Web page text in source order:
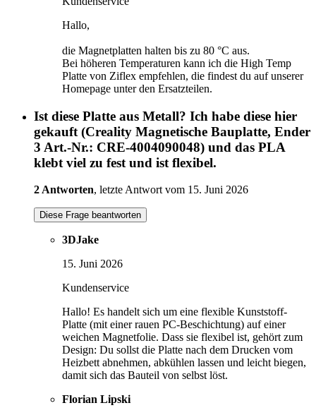
Hallo,
die Magnetplatten halten bis zu 80 °C aus.
Bei höheren Temperaturen kann ich die High Temp
Platte von Ziflex empfehlen, die findest du auf unserer
Homepage unter den Ersatzteilen.
Ist diese Platte aus Metall? Ich habe diese hier
gekauft (Creality Magnetische Bauplatte, Ender
3 Art.-Nr.: CRE-4004090048) und das PLA
klebt viel zu fest und ist flexibel.
2 Antworten, letzte Antwort vom 15. Juni 2026
Diese Frage beantworten
3DJake
15. Juni 2026
Kundenservice
Hallo! Es handelt sich um eine flexible Kunststoff-
Platte (mit einer rauen PC-Beschichtung) auf einer
weichen Magnetfolie. Dass sie flexibel ist, gehört zum
Design: Du sollst die Platte nach dem Drucken vom
Heizbett abnehmen, abkühlen lassen und leicht biegen,
damit sich das Bauteil von selbst löst.
Florian Lipski